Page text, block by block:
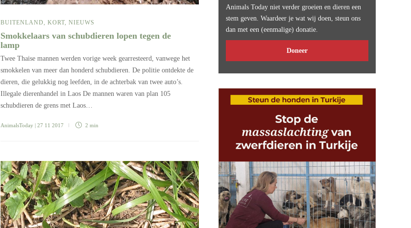
BUITENLAND, KORT, NIEUWS
Smokkelaars van schubdieren lopen tegen de
lamp
Twee Thaise mannen werden vorige week gearresteerd, vanwege het
smokkelen van meer dan honderd schubdieren. De politie ontdekte de
dieren, die gelukkig nog leefden, in de achterbak van twee auto’s.
Illegale dierenhandel in Laos De mannen waren van plan 105
schubdieren de grens met Laos…
AnimalsToday | 27 11 2017 2 min
Animals Today niet verder groeien en dieren een
stem geven. Waardeer je wat wij doen, steun ons
dan met een (eenmalige) donatie.
Doneer